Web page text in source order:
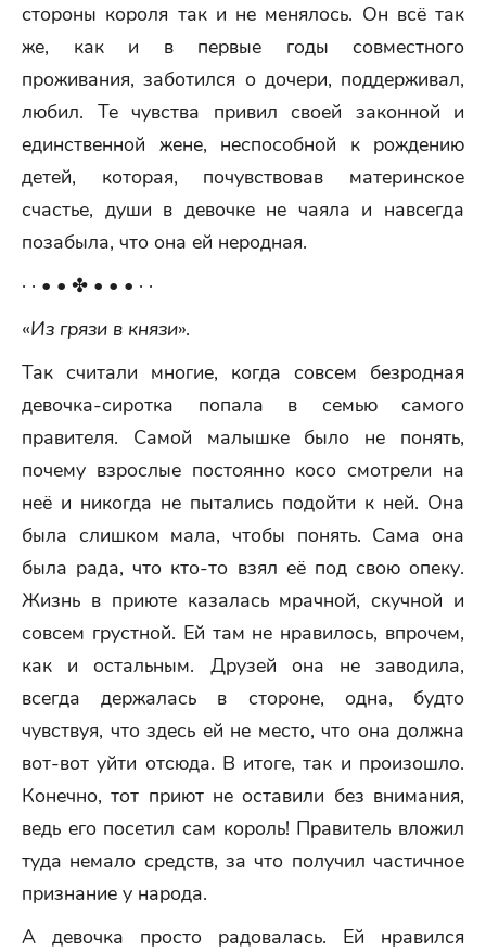
стороны короля так и не менялось. Он всё так
же, как и в первые годы совместного
проживания, заботился о дочери, поддерживал,
любил. Те чувства привил своей законной и
единственной жене, неспособной к рождению
детей, которая, почувствовав материнское
счастье, души в девочке не чаяла и навсегда
позабыла, что она ей неродная.
· · • • ✤ • • • · ·
«Из грязи в князи».
Так считали многие, когда совсем безродная
девочка-сиротка попала в семью самого
правителя. Самой малышке было не понять,
почему взрослые постоянно косо смотрели на
неё и никогда не пытались подойти к ней. Она
была слишком мала, чтобы понять. Сама она
была рада, что кто-то взял её под свою опеку.
Жизнь в приюте казалась мрачной, скучной и
совсем грустной. Ей там не нравилось, впрочем,
как и остальным. Друзей она не заводила,
всегда держалась в стороне, одна, будто
чувствуя, что здесь ей не место, что она должна
вот-вот уйти отсюда. В итоге, так и произошло.
Конечно, тот приют не оставили без внимания,
ведь его посетил сам король! Правитель вложил
туда немало средств, за что получил частичное
признание у народа.
А девочка просто радовалась. Ей нравился